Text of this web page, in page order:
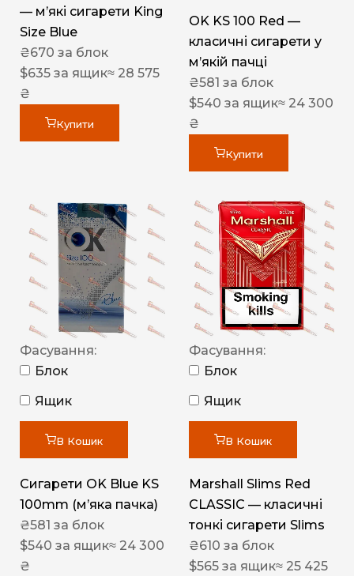
— м’які сигарети King
Size Blue
₴670 за блок
$635 за ящик≈ 28 575
₴
Купити
OK KS 100 Red —
класичні сигарети у
м’якій пачці
₴581 за блок
$540 за ящик≈ 24 300
₴
Купити
Фасування:
Блок
Ящик
В Кошик
Сигарети OK Blue KS
100mm (м’яка пачка)
₴581 за блок
$540 за ящик≈ 24 300
₴
Фасування:
Блок
Ящик
В Кошик
Marshall Slims Red
CLASSIC — класичні
тонкі сигарети Slims
₴610 за блок
$565 за ящик≈ 25 425